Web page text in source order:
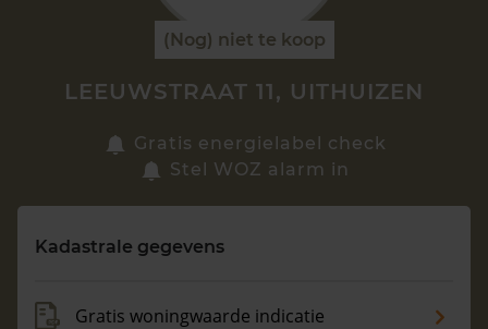
Zoek een woning
Maandag t/m vrijdag - 08:00 -18:00
(Nog) niet te koop
LEEUWSTRAAT 11, UITHUIZEN
Gratis energielabel check
Stel WOZ alarm in
Kadastrale gegevens
Gratis woningwaarde indicatie